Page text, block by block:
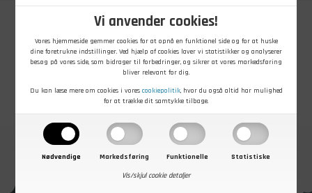
Vi anvender cookies!
Vores hjemmeside gemmer cookies for at opnå en funktionel side og for at huske
dine foretrukne indstillinger. Ved hjælp af cookies laver vi statistikker og analyserer
besøg på vores side, som bidrager til forbedringer, og sikrer at vores markedsføring
bliver relevant for dig.
Du kan læse mere om cookies i vores cookiepolitik, hvor du også altid har mulighed
for at trække dit samtykke tilbage.
Nødvendige Markedsføring Funktionelle
Statistiske
Vis/skjul cookie detaljer